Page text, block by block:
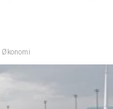
Økonomi